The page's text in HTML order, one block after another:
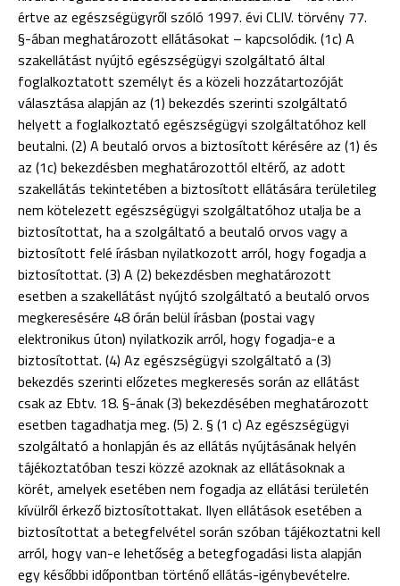
értve az egészségügyről szóló 1997. évi CLIV. törvény 77.
§-ában meghatározott ellátásokat – kapcsolódik. (1c) A
szakellátást nyújtó egészségügyi szolgáltató által
foglalkoztatott személyt és a közeli hozzátartozóját
választása alapján az (1) bekezdés szerinti szolgáltató
helyett a foglalkoztató egészségügyi szolgáltatóhoz kell
beutalni. (2) A beutaló orvos a biztosított kérésére az (1) és
az (1c) bekezdésben meghatározottól eltérő, az adott
szakellátás tekintetében a biztosított ellátására területileg
nem kötelezett egészségügyi szolgáltatóhoz utalja be a
biztosítottat, ha a szolgáltató a beutaló orvos vagy a
biztosított felé írásban nyilatkozott arról, hogy fogadja a
biztosítottat. (3) A (2) bekezdésben meghatározott
esetben a szakellátást nyújtó szolgáltató a beutaló orvos
megkeresésére 48 órán belül írásban (postai vagy
elektronikus úton) nyilatkozik arról, hogy fogadja-e a
biztosítottat. (4) Az egészségügyi szolgáltató a (3)
bekezdés szerinti előzetes megkeresés során az ellátást
csak az Ebtv. 18. §-ának (3) bekezdésében meghatározott
esetben tagadhatja meg. (5) 2. § (1 c) Az egészségügyi
szolgáltató a honlapján és az ellátás nyújtásának helyén
tájékoztatóban teszi közzé azoknak az ellátásoknak a
körét, amelyek esetében nem fogadja az ellátási területén
kívülről érkező biztosítottakat. Ilyen ellátások esetében a
biztosítottat a betegfelvétel során szóban tájékoztatni kell
arról, hogy van-e lehetőség a betegfogadási lista alapján
egy későbbi időpontban történő ellátás-igénybevételre.